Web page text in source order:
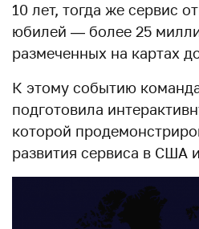
10 лет, тогда же сервис
юбилей — более 25
размеченных на картах
К этому событию
подготовила
которой
развития сервиса в США